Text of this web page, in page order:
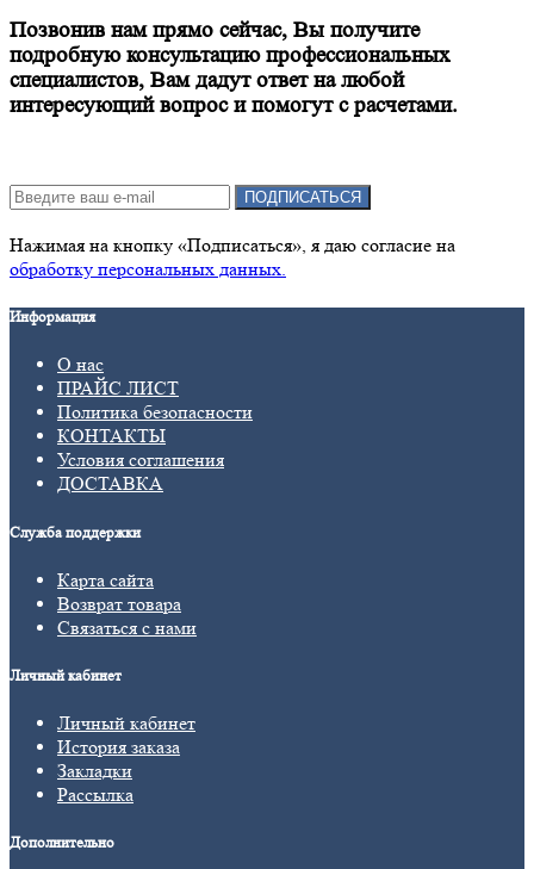
Позвонив нам прямо сейчас, Вы получите
подробную консультацию профессиональных
специалистов, Вам дадут ответ на любой
интересующий вопрос и помогут с расчетами.
ПОДПИСАТЬСЯ
Нажимая на кнопку «Подписаться», я даю cогласие на
обработку персональных данных.
Информация
О нас
ПРАЙС ЛИСТ
Политика безопасности
КОНТАКТЫ
Условия соглашения
ДОСТАВКА
Служба поддержки
Карта сайта
Возврат товара
Связаться с нами
Личный кабинет
Личный кабинет
История заказа
Закладки
Рассылка
Дополнительно